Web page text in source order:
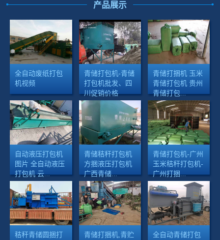
产品展示
全自动废纸打包
机视频
青储打包机-青储
打包机批发、四
川促销价格
青储打捆机 玉米
青储打包机 贵州
青储打包...
自动液压打包机
图片 全自动液压
打包机 云...
青储秸秆打包机
方捆液压打包机
广西青储...
青储打包机-广州
玉米秸秆打包机-
广州打捆...
秸秆青储圆捆打
青储打捆机,青贮
全自动青储打包